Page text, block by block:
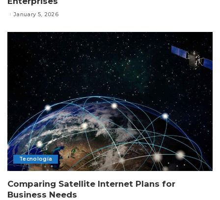
January 5, 2026
Tecnología
Comparing Satellite Internet Plans for
Business Needs